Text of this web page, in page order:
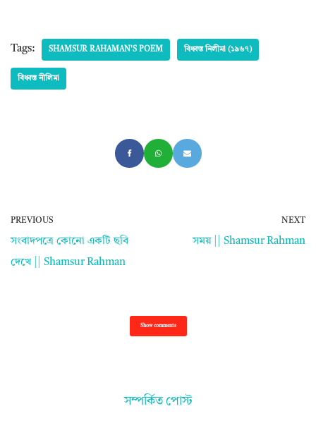
Tags: SHAMSUR RAHAMAN'S POEM বিধ্বস্ত নিলীমা (১৯৬৭)
বিধ্বস্ত নীলিমা
PREVIOUS
সংবাদপত্রে কোনো একটি ছবি
দেখে || Shamsur Rahman
NEXT
সময় || Shamsur Rahman
Show comments
সম্পর্কিত পোস্ট